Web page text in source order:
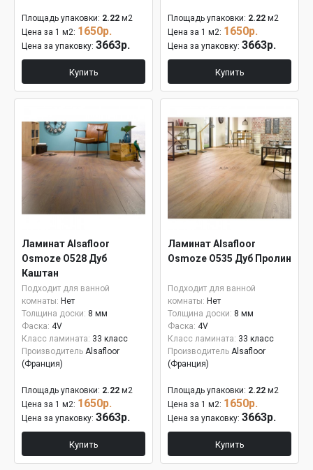
Площадь упаковки: 2.22 м2
Цена за 1 м2: 1650р.
Цена за упаковку: 3663р.
Купить
Площадь упаковки: 2.22 м2
Цена за 1 м2: 1650р.
Цена за упаковку: 3663р.
Купить
Ламинат Alsafloor
Osmoze O528 Дуб
Каштан
Подходит для ванной
комнаты: Нет
Толщина доски: 8 мм
Фаска: 4V
Класс ламината: 33 класс
Производитель Alsafloor
(Франция)
Площадь упаковки: 2.22 м2
Цена за 1 м2: 1650р.
Цена за упаковку: 3663р.
Купить
Ламинат Alsafloor
Osmoze O535 Дуб Пролин
Подходит для ванной
комнаты: Нет
Толщина доски: 8 мм
Фаска: 4V
Класс ламината: 33 класс
Производитель Alsafloor
(Франция)
Площадь упаковки: 2.22 м2
Цена за 1 м2: 1650р.
Цена за упаковку: 3663р.
Купить